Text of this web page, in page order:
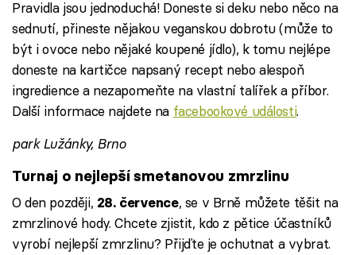
Pravidla jsou jednoduchá! Doneste si deku nebo něco na
sednutí, přineste nějakou veganskou dobrotu (může to
být i ovoce nebo nějaké koupené jídlo), k tomu nejlépe
doneste na kartičce napsaný recept nebo alespoň
ingredience a nezapomeňte na vlastní talířek a příbor.
Další informace najdete na facebookové události.
park Lužánky, Brno
Turnaj o nejlepší smetanovou zmrzlinu
O den později, 28. července, se v Brně můžete těšit na
zmrzlinové hody. Chcete zjistit, kdo z pětice účastníků
vyrobí nejlepší zmrzlinu? Přijďte je ochutnat a vybrat.